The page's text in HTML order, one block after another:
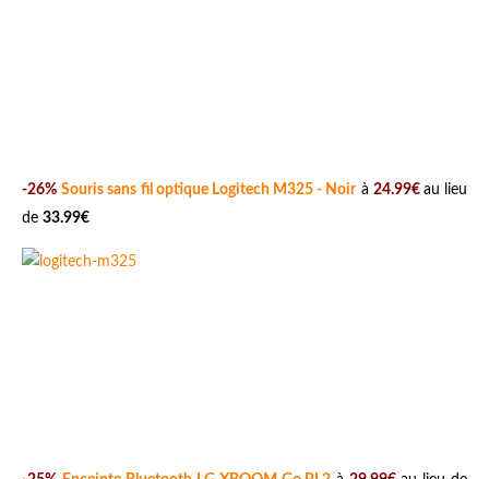
-26% Souris sans fil optique Logitech M325 - Noirà 24.99€ au lieu
de 33.99€